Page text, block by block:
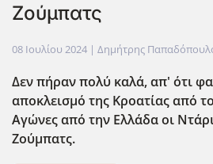
Ζούμπατς
08 Ιουλίου 2024 | Δημήτρης
Δεν πήραν πολύ καλά, απ' ότι
αποκλεισμό της Κροατίας από
Αγώνες από την Ελλάδα οι
Ζούμπατς.